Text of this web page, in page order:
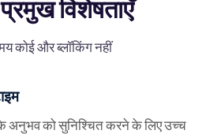
विशेषताएँ
कोई और ब्लॉकिंग नहीं
अनुभव को सुनिश्चित करने के लिए उच्च